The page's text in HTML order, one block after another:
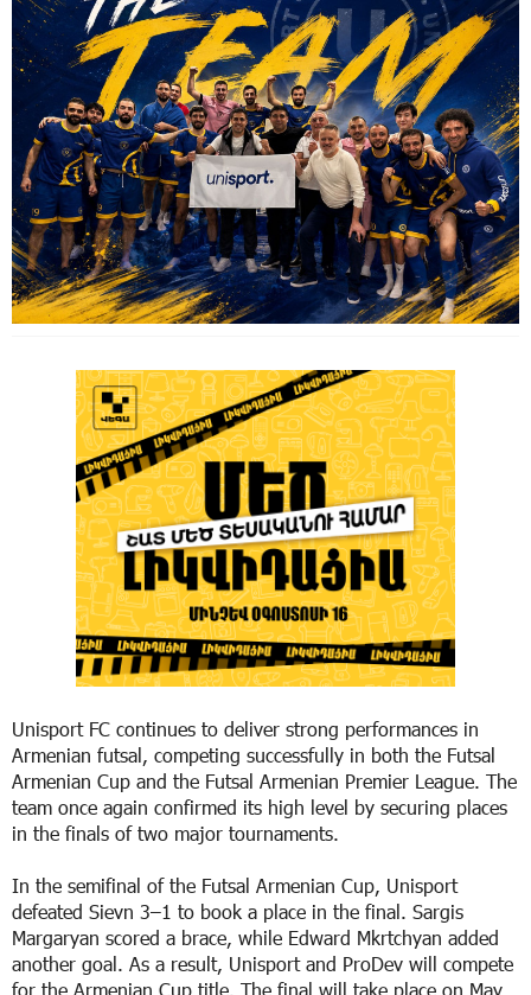
Unisport FC continues to deliver strong performances in
Armenian futsal, competing successfully in both the Futsal
Armenian Cup and the Futsal Armenian Premier League. The
team once again confirmed its high level by securing places
in the finals of two major tournaments.
In the semifinal of the Futsal Armenian Cup, Unisport
defeated Sievn 3–1 to book a place in the final. Sargis
Margaryan scored a brace, while Edward Mkrtchyan added
another goal. As a result, Unisport and ProDev will compete
for the Armenian Cup title. The final will take place on May